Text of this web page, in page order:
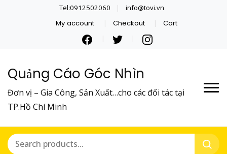
Tel:0912502060 info@tovi.vn
My account Checkout Cart
Quảng Cáo Góc Nhìn
Đơn vị – Gia Công, Sản Xuất…cho các đối tác tại
TP.Hồ Chí Minh